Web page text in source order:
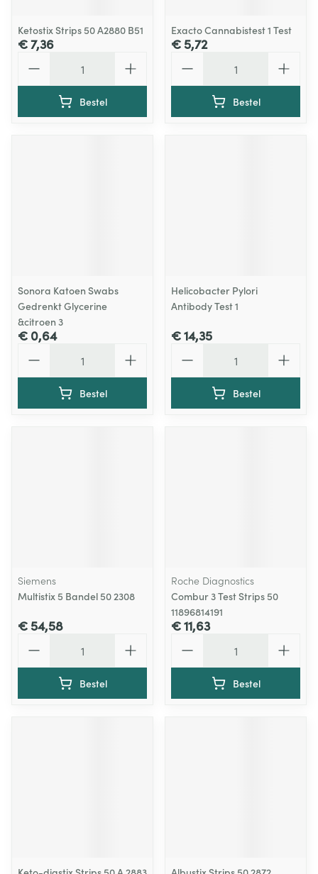
Ketostix Strips 50 A2880 B51
€ 7,36
Bestel
Exacto Cannabistest 1 Test
€ 5,72
Bestel
Sonora Katoen Swabs
Gedrenkt Glycerine
&citroen 3
€ 0,64
Bestel
Helicobacter Pylori
Antibody Test 1
€ 14,35
Bestel
Siemens
Multistix 5 Bandel 50 2308
€ 54,58
Bestel
Roche Diagnostics
Combur 3 Test Strips 50
11896814191
€ 11,63
Bestel